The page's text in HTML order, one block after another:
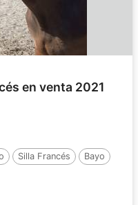
en venta 2021
Silla Francés
Bayo